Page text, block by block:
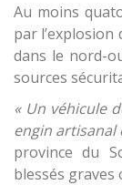
Au moins
par l’explosion
dans le nord-
sources
« Un véhicule
engin artisanal
province du
blessés